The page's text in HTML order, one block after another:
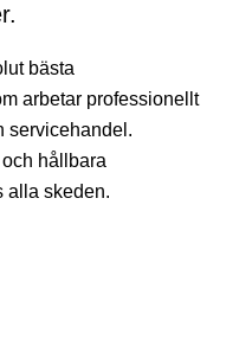
bästa
arbetar professionellt
servicehandel.
hållbara
alla skeden.